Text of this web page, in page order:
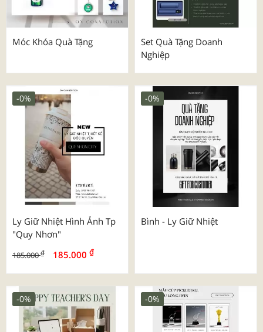
Móc Khóa Quà Tặng
Set Quà Tặng Doanh
Nghiệp
Ly Giữ Nhiệt Hình Ảnh Tp
"quy Nhơn"
185.000₫ 185.000 ₫
-0%
Bình - Ly Giữ Nhiệt
-0%
-0% -0%